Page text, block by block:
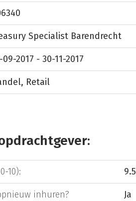
Specialist Barendrecht
09-2017 - 30-11-2017
Retail
10): 9.5
inhuren? Ja